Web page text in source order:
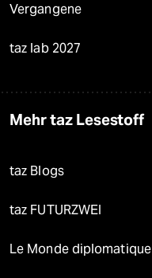
Vergangene
taz lab 2027
Mehr taz Lesestoff
taz Blogs
taz FUTURZWEI
Le Monde diplomatique